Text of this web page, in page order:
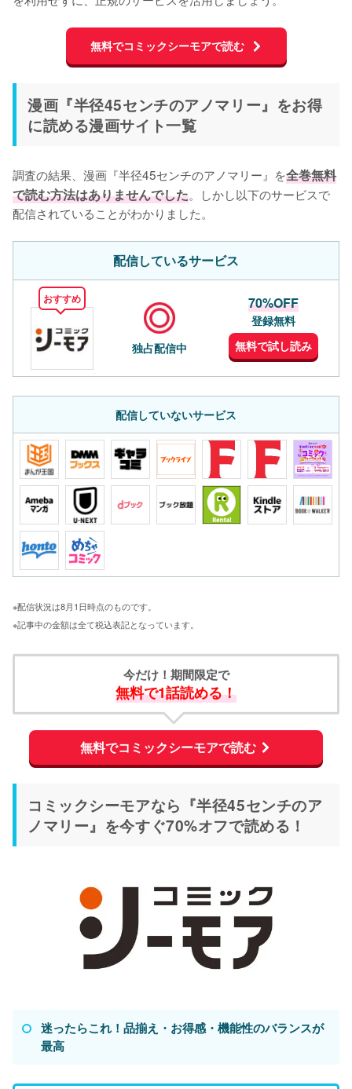
無料でコミックシーモアで読む
漫画『半径45センチのアノマリー』をお得
に読める漫画サイト一覧
調査の結果、漫画『半径45センチのアノマリー』を全巻無料
で読む方法はありませんでした。しかし以下のサービスで
配信されていることがわかりました。
配信しているサービス
おすすめ
独占配信中
70%OFF
登録無料
無料で試し読み
配信していないサービス
※配信状況は8月1日時点のものです。
※記事中の金額は全て税込表記となっています。
今だけ！期間限定で
無料で1話読める！
無料でコミックシーモアで読む
コミックシーモアなら『半径45センチのア
ノマリー』を今すぐ70%オフで読める！
迷ったらこれ！品揃え・お得感・機能性のバランスが
最高